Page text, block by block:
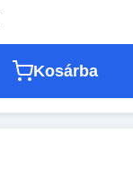
Kosárba